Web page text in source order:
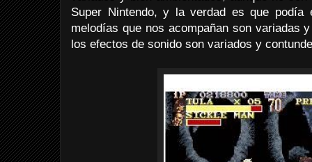
Super Nintendo, y la verdad es que podía
melodías que nos acompañan son variadas
los efectos de sonido son variados y